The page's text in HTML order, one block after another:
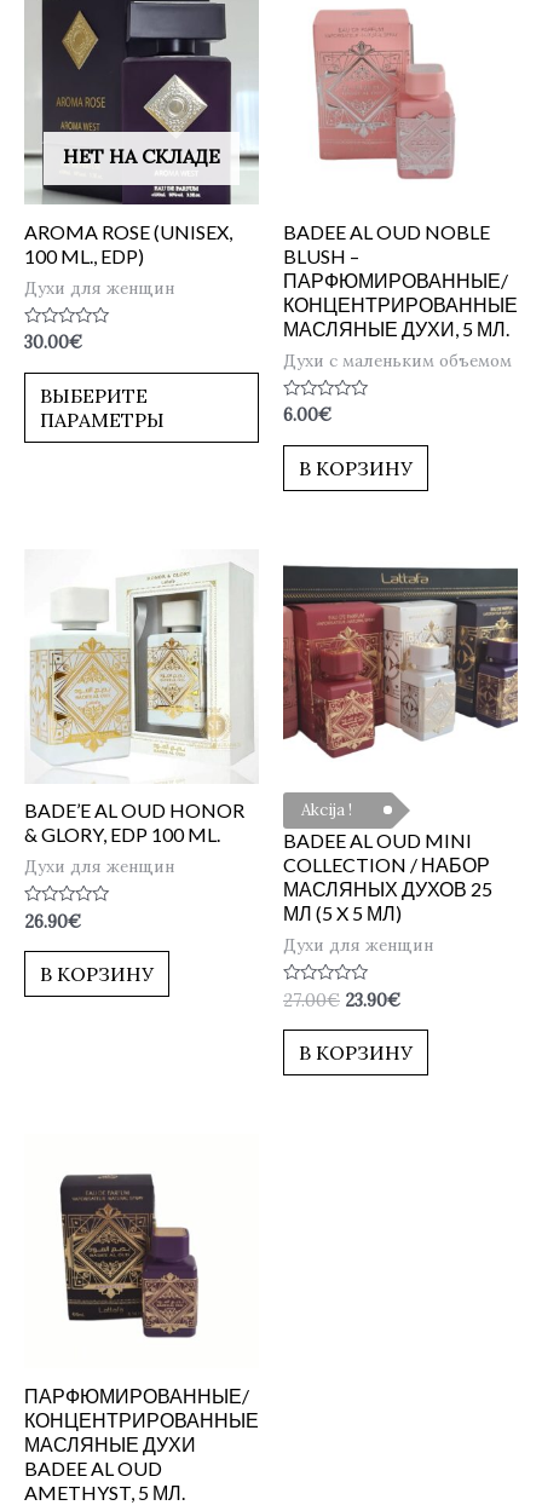
НЕТ НА СКЛАДЕ
AROMA ROSE (UNISEX,
100 ML., EDP)
Духи для женщин
Оценка
из
30.00€
ВЫБЕРИТЕ
ПАРАМЕТРЫ
BADEE AL OUD NOBLE
BLUSH –
ПАРФЮМИРОВАННЫЕ/
КОНЦЕНТРИРОВАННЫЕ
МАСЛЯНЫЕ ДУХИ, 5 МЛ.
Духи с маленьким объемом
Оценка
из
6.00€
В КОРЗИНУ
BADE’E AL OUD HONOR
& GLORY, EDP 100 ML.
Духи для женщин
Оценка
0
из
26.90€
В КОРЗИНУ
Akcija !
BADEE AL OUD MINI
COLLECTION / НАБОР
МАСЛЯНЫХ ДУХОВ 25
МЛ (5 X 5 МЛ)
Духи для женщин
Оценка
0
из
27.00€ 23.90€
В КОРЗИНУ
ПАРФЮМИРОВАННЫЕ/
КОНЦЕНТРИРОВАННЫЕ
МАСЛЯНЫЕ ДУХИ
BADEE AL OUD
AMETHYST, 5 МЛ.